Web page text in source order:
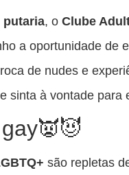
putaria, o Clube
a oportunidade de
de nudes e
sinta à vontade para
são repletas